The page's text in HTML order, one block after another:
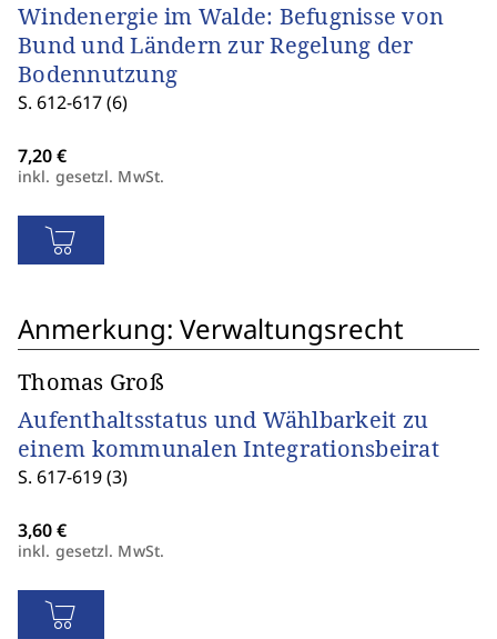
Windenergie im Walde: Befugnisse von
Bund und Ländern zur Regelung der
Bodennutzung
S. 612-617 (6)
inkl. gesetzl. MwSt.
Anmerkung: Verwaltungsrecht
Thomas Groß
Aufenthaltsstatus und Wählbarkeit zu
einem kommunalen Integrationsbeirat
S. 617-619 (3)
inkl. gesetzl. MwSt.